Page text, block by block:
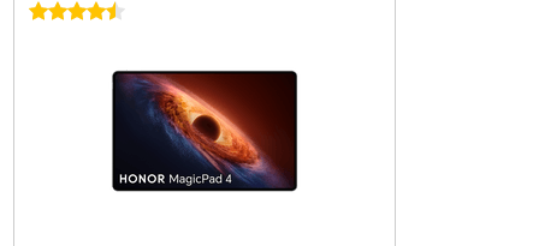
4.5 stelle